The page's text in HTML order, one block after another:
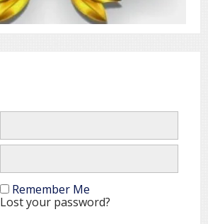
Remember Me
Lost your password?